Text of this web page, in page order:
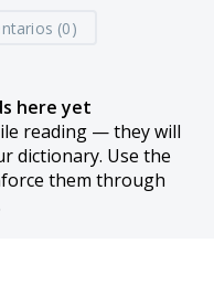
(0)
here yet
reading — they will
dictionary. Use the
them through